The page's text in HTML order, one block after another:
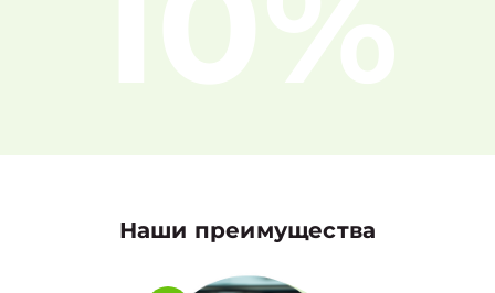
Наши преимущества